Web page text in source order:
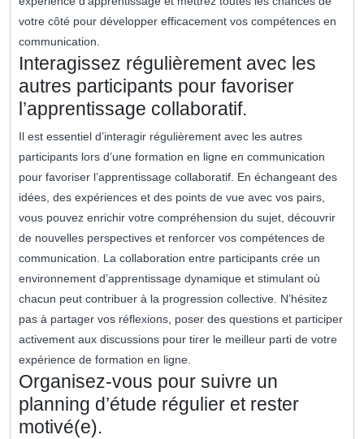
votre côté pour développer efficacement vos compétences en
communication.
Interagissez régulièrement avec les
autres participants pour favoriser
l’apprentissage collaboratif.
Il est essentiel d’interagir régulièrement avec les autres
participants lors d’une formation en ligne en communication
pour favoriser l’apprentissage collaboratif. En échangeant des
idées, des expériences et des points de vue avec vos pairs,
vous pouvez enrichir votre compréhension du sujet, découvrir
de nouvelles perspectives et renforcer vos compétences de
communication. La collaboration entre participants crée un
environnement d’apprentissage dynamique et stimulant où
chacun peut contribuer à la progression collective. N’hésitez
pas à partager vos réflexions, poser des questions et participer
activement aux discussions pour tirer le meilleur parti de votre
expérience de formation en ligne.
Organisez-vous pour suivre un
planning d’étude régulier et rester
motivé(e).